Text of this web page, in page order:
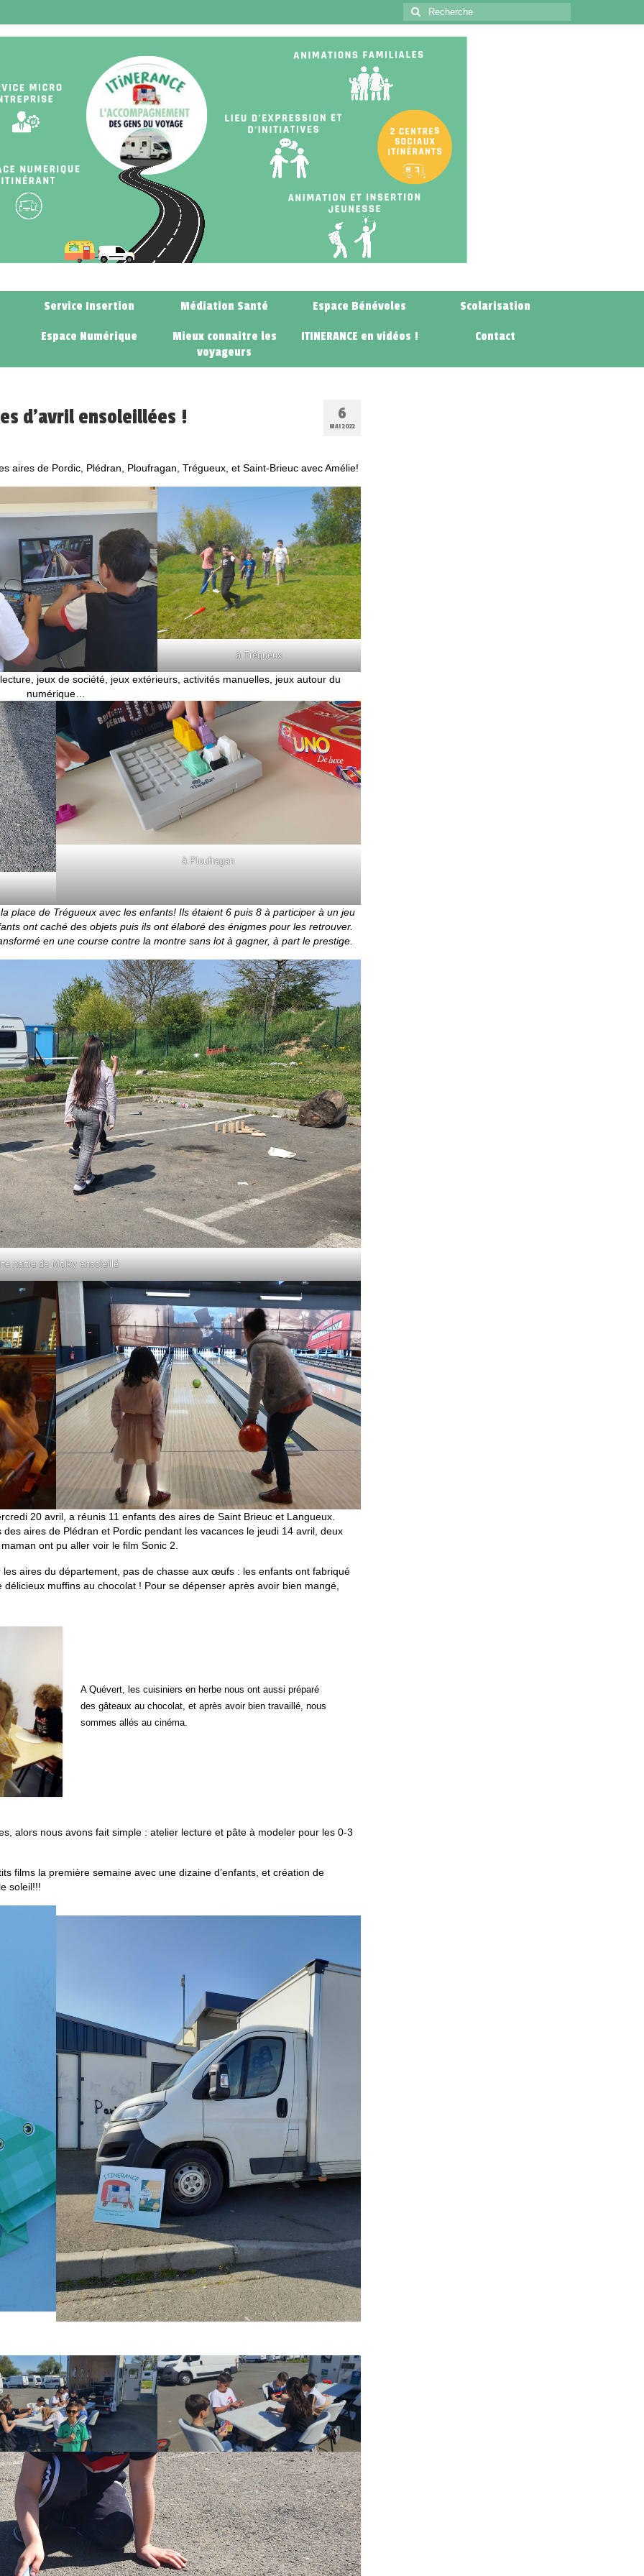
Service Insertion Médiation Santé Espace Bénévoles Scolarisation
Espace Numérique
Mieux connaitre les
voyageurs
ITINERANCE en vidéos ! Contact
6
MAI 2022
d’avril ensoleillées !
aires de Pordic, Plédran, Ploufragan, Trégueux, et Saint-Brieuc avec Amélie!
à Trégueux
jeux de société, jeux extérieurs, activités manuelles, jeux autour du
numérique…
à Ploufragan
place de Trégueux avec les enfants! Ils étaient 6 puis 8 à participer à un jeu
ont caché des objets puis ils ont élaboré des énigmes pour les retrouver.
en une course contre la montre sans lot à gagner, à part le prestige.
partie de Molky ensoleillé
20 avril, a réunis 11 enfants des aires de Saint Brieuc et Langueux.
aires de Plédran et Pordic pendant les vacances le jeudi 14 avril, deux
ont pu aller voir le film Sonic 2.
aires du département, pas de chasse aux œufs : les enfants ont fabriqué
muffins au chocolat ! Pour se dépenser après avoir bien mangé,
A Quévert, les cuisiniers en herbe nous ont aussi préparé
des gâteaux au chocolat, et après avoir bien travaillé, nous
sommes allés au cinéma.
alors nous avons fait simple : atelier lecture et pâte à modeler pour les 0-3
films la première semaine avec une dizaine d’enfants, et création de
soleil!!!